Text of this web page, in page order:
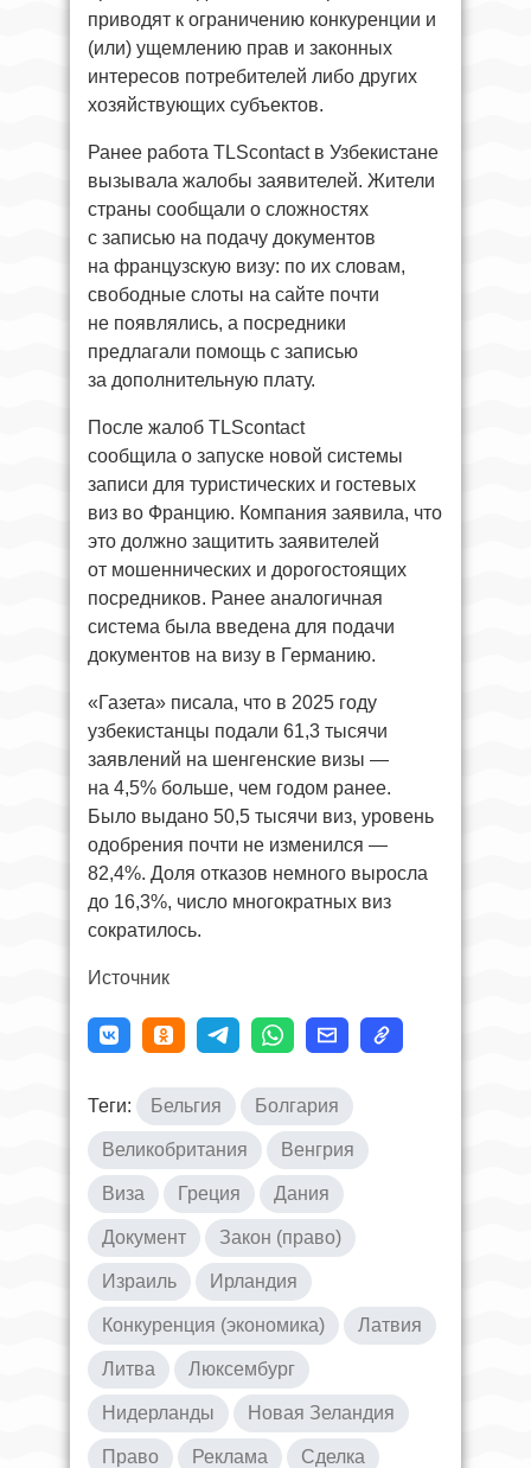
приводят к ограничению конкуренции и
(или) ущемлению прав и законных
интересов потребителей либо других
хозяйствующих субъектов.
Ранее работа TLScontact в Узбекистане
вызывала жалобы заявителей. Жители
страны сообщали о сложностях
с записью на подачу документов
на французскую визу: по их словам,
свободные слоты на сайте почти
не появлялись, а посредники
предлагали помощь с записью
за дополнительную плату.
После жалоб TLScontact
сообщила о запуске новой системы
записи для туристических и гостевых
виз во Францию. Компания заявила, что
это должно защитить заявителей
от мошеннических и дорогостоящих
посредников. Ранее аналогичная
система была введена для подачи
документов на визу в Германию.
«Газета» писала, что в 2025 году
узбекистанцы подали 61,3 тысячи
заявлений на шенгенские визы —
на 4,5% больше, чем годом ранее.
Было выдано 50,5 тысячи виз, уровень
одобрения почти не изменился —
82,4%. Доля отказов немного выросла
до 16,3%, число многократных виз
сократилось.
Источник
Теги: Бельгия Болгария
Великобритания Венгрия
Виза Греция Дания
Документ Закон (право)
Израиль Ирландия
Конкуренция (экономика) Латвия
Литва Люксембург
Нидерланды Новая Зеландия
Право Реклама Сделка